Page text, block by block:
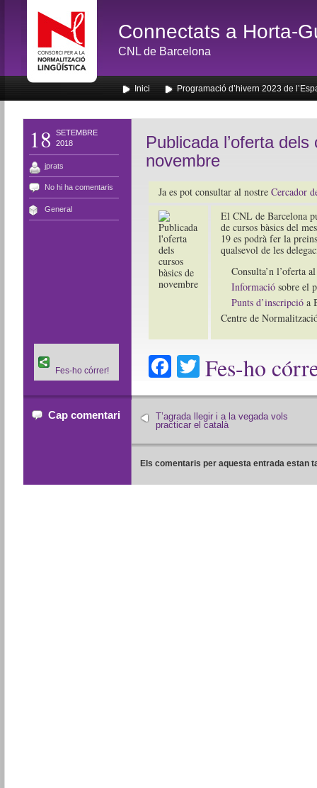
Connectats a Horta-
CNL de Barcelona
Inici Programació d’hivern 2023 de
18
SETEMBRE
2018
jprats
No hi ha comentaris
General
Publicada l’oferta
novembre
Ja es pot consultar al nostre Cercador
El CNL de Barcelona
de cursos bàsics del
19 es podrà fer la
qualsevol de les
Consulta’n l’oferta
Informació sobre el
Punts d’inscripcióa
Centre de
Facebook
Twitter
Fes-ho
Fes-ho córrer!
Cap comentari
T’agrada llegir i a la vegada vols
practicar el català
Els comentaris per aquesta entrada estan